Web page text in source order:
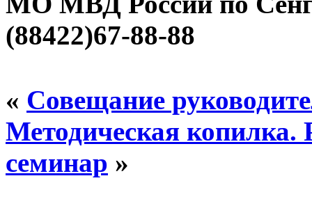
(88422)67-88-88
« Совещание
Методическая
семинар »